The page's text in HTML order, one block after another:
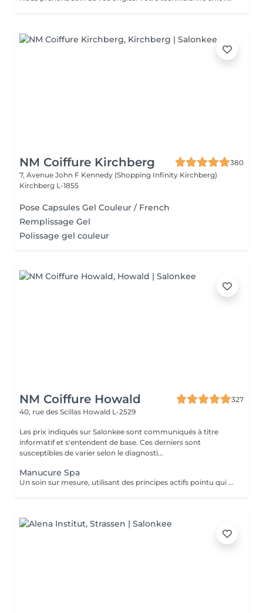
NM Coiffure Kirchberg
380
7, Avenue John F Kennedy (Shopping Infinity Kirchberg)
Kirchberg L-1855
Pose Capsules Gel Couleur / French
Remplissage Gel
Polissage gel couleur
NM Coiffure Howald
327
40, rue des Scillas Howald L-2529
Les prix indiqués sur Salonkee sont communiqués à titre
informatif et s'entendent de base. Ces derniers sont
susceptibles de varier selon le diagnosti...
Manucure Spa
Un soin sur mesure, utilisant des principes actifs pointu qui vous aidera a la restructuration de vos mains ainsi que vos ongles. Une combination parfaite entre exfoliation et masque pour retrouver éclat et hydratation durable .